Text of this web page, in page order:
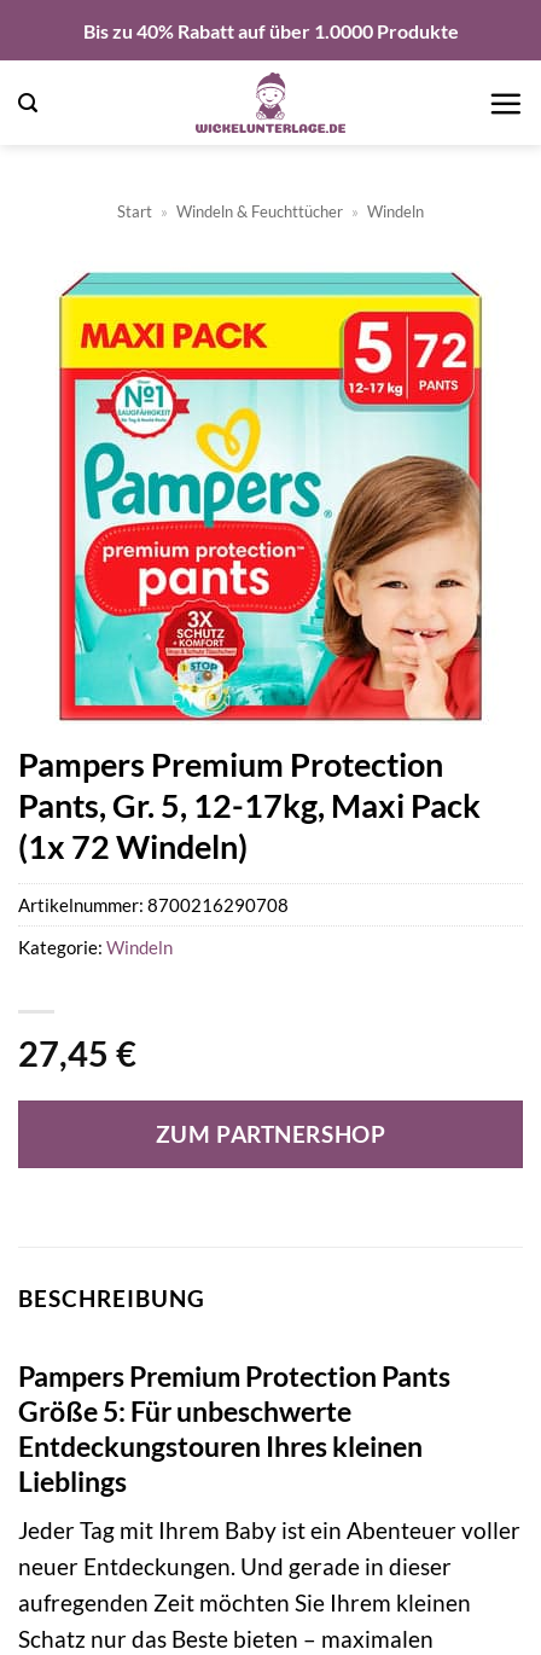
springen
Bis zu 40% Rabatt auf über 1.0000 Produkte
Start » Windeln & Feuchttücher » Windeln
Pampers Premium Protection
Pants, Gr. 5, 12-17kg, Maxi Pack
(1x 72 Windeln)
27,45 €
ZUM PARTNERSHOP
Artikelnummer: 8700216290708
Kategorie: Windeln
BESCHREIBUNG
Pampers Premium Protection Pants
Größe 5: Für unbeschwerte
Entdeckungstouren Ihres kleinen
Lieblings
Jeder Tag mit Ihrem Baby ist ein Abenteuer voller
neuer Entdeckungen. Und gerade in dieser
aufregenden Zeit möchten Sie Ihrem kleinen
Schatz nur das Beste bieten – maximalen